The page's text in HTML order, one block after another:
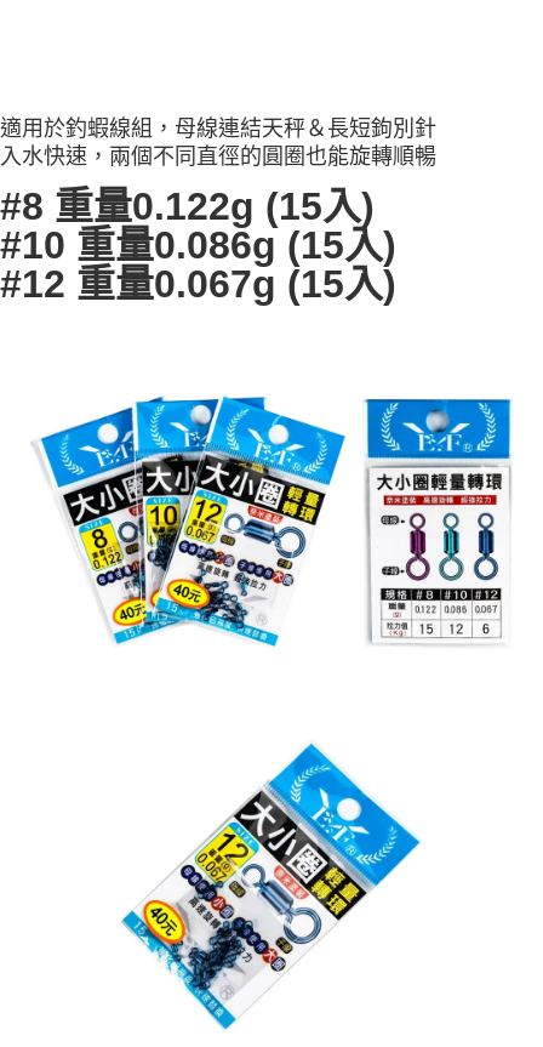
資料（包含姓名、電話或地址）提供予台灣大哥大進項蒐集、處理及利用，
由本公司與您本人進行分期帳單所需資料之確認、核對及更正。
3.完整用戶服務條款，請詳閱以下連結：https://oppay.tw/userRule
是否繳費成功／繳費後需取消欲退款等相關疑問，請聯繫「AFTEE先享後付
客戶支援中心」 https://netprotections.freshdesk.com/support/home
【注意事項】
１．透過由恩沛科技股份有限公司提供之「AFTEE先享後付」服務完成之交
易，需依本服務之必要範圍內提供個人資料，並將交易相關給付款項請求債
權轉讓予恩沛科技股份有限公司。
２．關於個人資料處理事宜，請瀏覽以下網址：
https://aftee.tw/terms/#terms3
時審查核予不同之上限額度；若仍有額度不足之情形，本公司將視審查結果
請求用戶進行身份認證。
５．嚴禁一人註冊多個帳號或使用他人資訊註冊。若發現惡意使用之情形，
恩沛科技股份有限公司將有權停止該用戶之使用額度並採取法律行動。
付款後7-11取貨
一般宅配（門市自取請勿下單，請聯繫客服）
每筆NT$100，滿NT$2,000(含以上)免運費
離島一般宅配
每筆NT$200，滿NT$3,000(含以上)免運費
國家/地區配送(**下單前請私訊客服確認實際運費(運費另
計)，訂單才得以成立**)
查看運費
適用於釣蝦線組，母線連結天秤＆長短鉤別針
入水快速，兩個不同直徑的圓圈也能旋轉順暢
#8 重量0.122g (15入)
#10 重量0.086g (15入)
#12 重量0.067g (15入)